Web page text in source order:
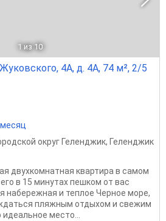
1 из 10
4А, д. 4А, 74 м², 2/5
округ Геленджик, Геленджик
двухкомнатная квартира в самом
в 15 минутах пешком от вас
набережная и теплое Черное море,
пляжным отдыхом и свежим
место...